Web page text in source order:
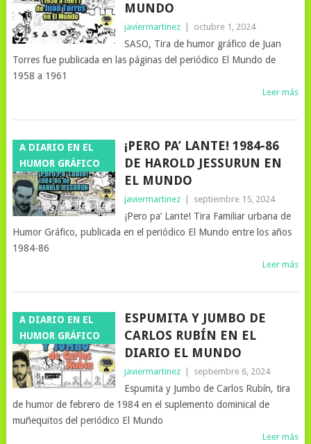
MUNDO
javiermartinez octubre 1, 2024
SASO, Tira de humor gráfico de Juan
Torres fue publicada en las páginas del periódico El Mundo de
1958 a 1961
Leer más
A DIARIO EN EL
HUMOR GRÁFICO
¡PERO PA’ LANTE! 1984-86
DE HAROLD JESSURUN EN
EL MUNDO
javiermartinez septiembre 15, 2024
¡Pero pa’ Lante! Tira Familiar urbana de
Humor Gráfico, publicada en el periódico El Mundo entre los años
1984-86
Leer más
A DIARIO EN EL
HUMOR GRÁFICO
ESPUMITA Y JUMBO DE
CARLOS RUBÍN EN EL
DIARIO EL MUNDO
javiermartinez septiembre 6, 2024
Espumita y Jumbo de Carlos Rubín, tira
de humor de febrero de 1984 en el suplemento dominical de
muñequitos del periódico El Mundo
Leer más